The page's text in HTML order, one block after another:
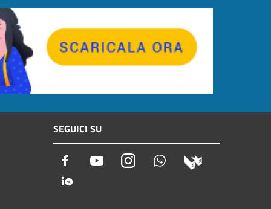
SEGUICI SU
Facebook YoutubeInstagramWhatsapp